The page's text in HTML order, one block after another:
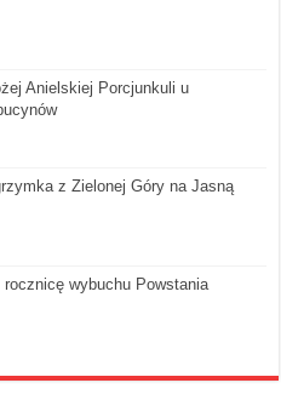
Anielskiej Porcjunkuli u
z Zielonej Góry na Jasną
wybuchu Powstania